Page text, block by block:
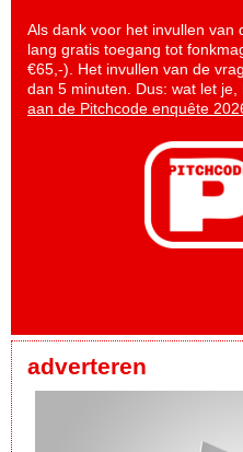
Als dank voor het invullen van
lang gratis toegang tot
€65,-). Het invullen van de
dan 5 minuten. Dus: wat let
aan de Pitchcode enquête
adverteren